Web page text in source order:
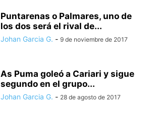
Puntarenas o Palmares, uno de
los dos será el rival de...
Johan Garcia G. - 9 de noviembre de 2017
As Puma goleó a Cariari y sigue
segundo en el grupo...
Johan Garcia G. - 28 de agosto de 2017